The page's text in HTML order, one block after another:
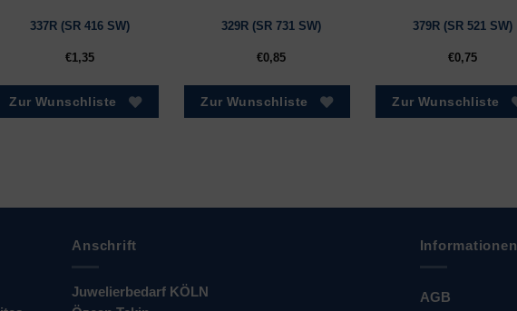
337R (SR 416 SW)
€1,35
Zur Wunschliste
329R (SR 731 SW)
€0,85
Zur Wunschliste
379R (SR 521 SW)
€0,75
Zur Wunschliste
Anschrift
Juwelierbedarf KÖLN
Informationen
AGB